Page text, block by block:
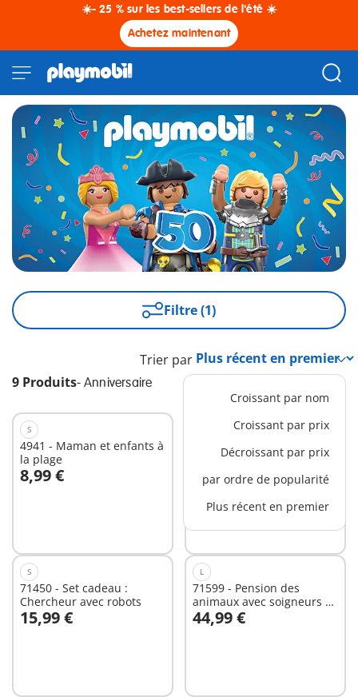
☀️- 25 % sur les best-sellers de l'été ☀️
Achetez maintenant
Filtre (1)
9 Produits- Anniversaire
Trier par
Croissant par nom
Croissant par prix
Décroissant par prix
par ordre de popularité
Plus récent en premier
S
4941 - Maman et enfants à
la plage
8,99 €
Au panier
4944 - Soigneur avec bébé
alpaga
8,99 €
Au panier
S
71450 - Set cadeau :
Chercheur avec robots
15,99 €
L
71599 - Pension des
animaux avec soigneurs et
enfant
44,99 €